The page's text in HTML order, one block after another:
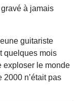
à jamais
guitariste
quelques mois
exploser le monde
2000 n’était pas